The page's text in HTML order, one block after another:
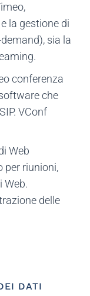
la gestione di
sia la
conferenza
che
VConf
Web
per riunioni,
Web.
delle
DATI